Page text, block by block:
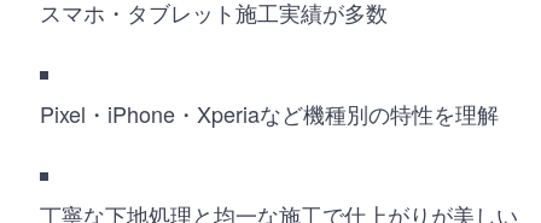
スマホ・タブレット施工実績が多数
Pixel・iPhone・Xperiaなど機種別の特性を理解
丁寧な下地処理と均一な施工で仕上がりが美しい